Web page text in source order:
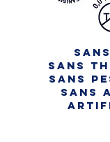
SANS
sans
sans